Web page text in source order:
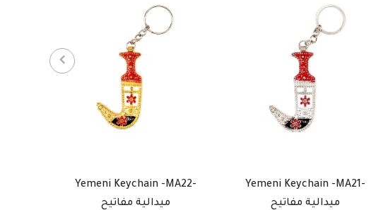
Yemeni Keychain -MA22-
ميدالية مفاتيح
Yemeni Keychain -MA21-
ميدالية مفاتيح